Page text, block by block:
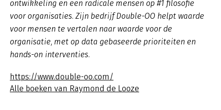
ontwikkeling en een radicale mensen op #1 filosofie
voor organisaties. Zijn bedrijf Double-OO helpt waarde
voor mensen te vertalen naar waarde voor de
organisatie, met op data gebaseerde prioriteiten en
hands-on interventies.
https://www.double-oo.com/
Alle boeken van Raymond de Looze